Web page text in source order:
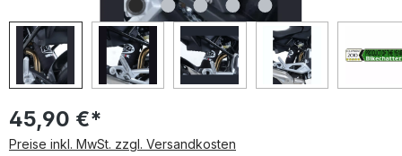
45,90 €*
Preise inkl. MwSt. zzgl. Versandkosten